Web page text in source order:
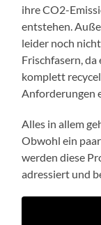
ihre CO2-
entstehen.
leider noch
Frischfasern,
komplett
Anforderungen
Alles in allem
Obwohl ein
werden diese
adressiert und